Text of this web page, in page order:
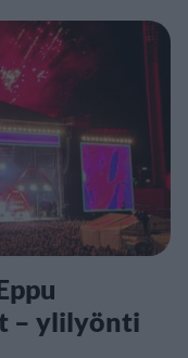
– ylilyönti